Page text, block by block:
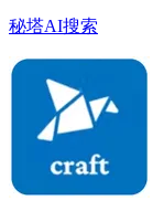
秘塔AI搜索